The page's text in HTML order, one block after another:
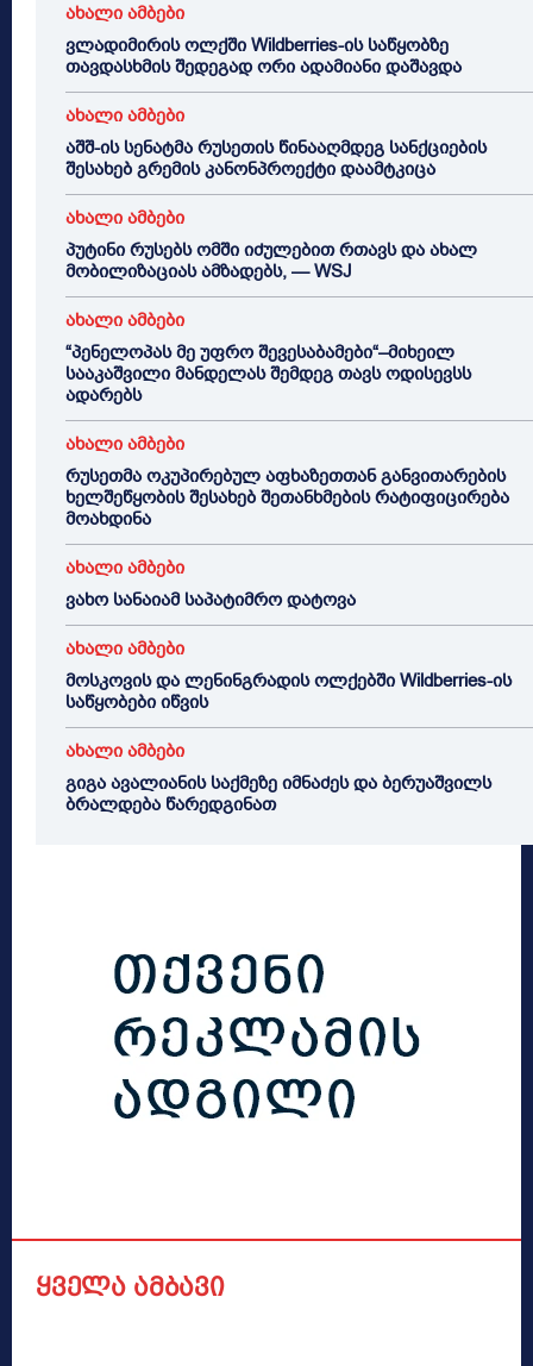
ახალი ამბები
ვლადიმირის ოლქში Wildberries-ის საწყობზე
თავდასხმის შედეგად ორი ადამიანი დაშავდა
ახალი ამბები
აშშ-ის სენატმა რუსეთის წინააღმდეგ სანქციების
შესახებ გრემის კანონპროექტი დაამტკიცა
ახალი ამბები
პუტინი რუსებს ომში იძულებით რთავს და ახალ
მობილიზაციას ამზადებს, — WSJ
ახალი ამბები
“პენელოპას მე უფრო შევესაბამები“–მიხეილ
სააკაშვილი მანდელას შემდეგ თავს ოდისევსს
ადარებს
ახალი ამბები
რუსეთმა ოკუპირებულ აფხაზეთთან განვითარების
ხელშეწყობის შესახებ შეთანხმების რატიფიცირება
მოახდინა
ახალი ამბები
ვახო სანაიამ საპატიმრო დატოვა
ახალი ამბები
მოსკოვის და ლენინგრადის ოლქებში Wildberries-ის
საწყობები იწვის
ახალი ამბები
გიგა ავალიანის საქმეზე იმნაძეს და ბერუაშვილს
ბრალდება წარედგინათ
ყველა ამბავი